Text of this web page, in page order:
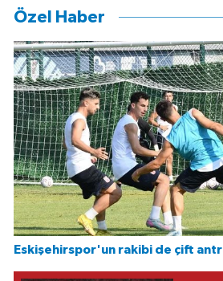
Özel Haber
Eskişehirspor'un rakibi de çift